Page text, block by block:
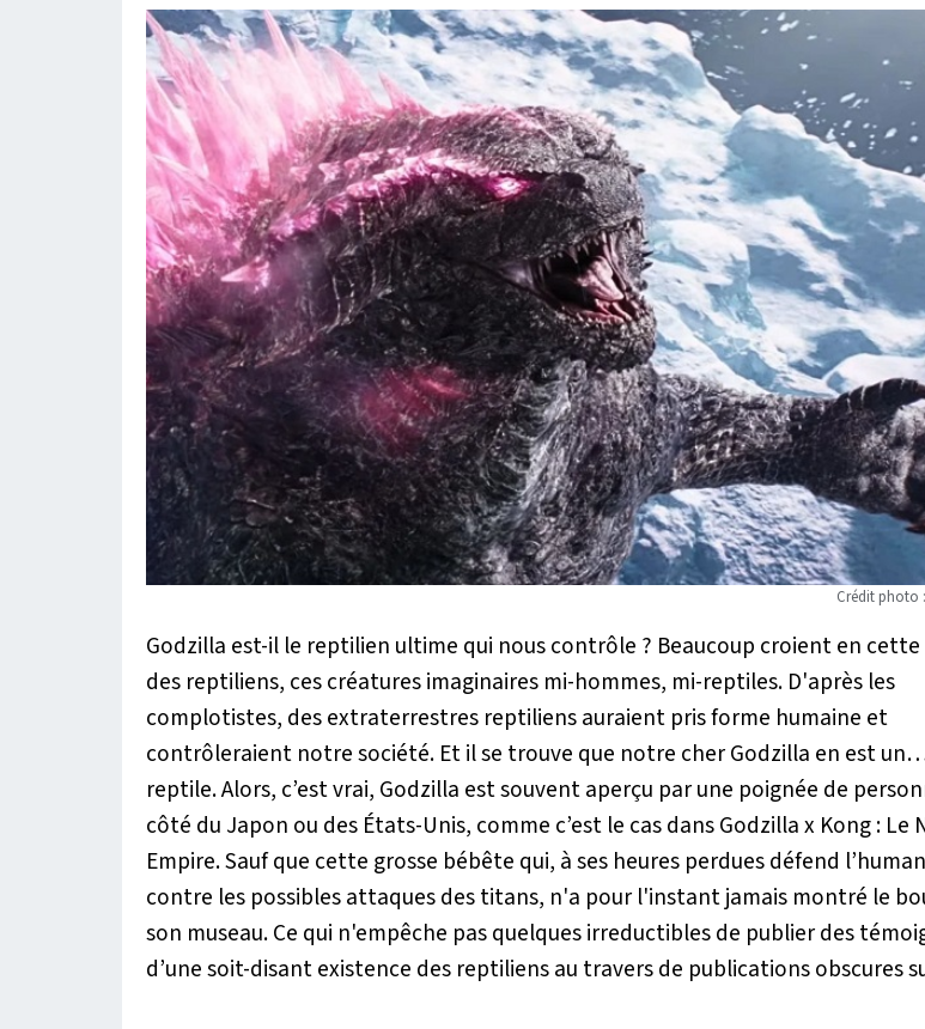
Crédit photo
Godzilla est-il le reptilien ultime qui nous contrôle ? Beaucoup croient en
des reptiliens, ces créatures imaginaires mi-hommes, mi-reptiles. D'après les
complotistes, des extraterrestres reptiliens auraient pris forme humaine et
contrôleraient notre société. Et il se trouve que notre cher Godzilla en est
reptile. Alors, c’est vrai, Godzilla est souvent aperçu par une poignée de
côté du Japon ou des États-Unis, comme c’est le cas dansGodzilla x Kong : Le
Empire. Sauf que cette grosse bébête qui, à ses heures perdues défend
contre les possibles attaques des titans, n'a pour l'instant jamais montré le
son museau. Ce qui n'empêche pas quelques irreductibles de publier des
d’une soit-disant existence des reptiliens au travers de publications obscures